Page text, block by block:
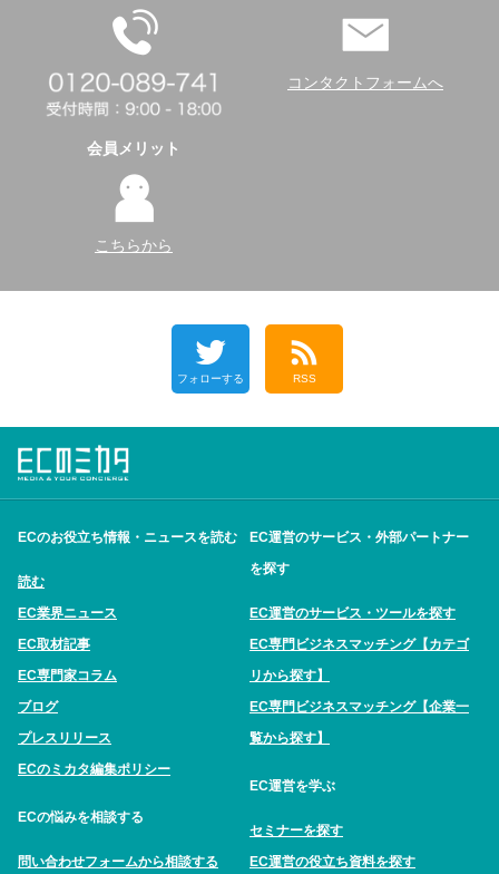
コンタクトフォームへ
会員メリット
こちらから
フォローする RSS
ECのお役立ち情報・ニュースを読む
読む
EC業界ニュース
EC取材記事
EC専門家コラム
ブログ
プレスリリース
ECのミカタ編集ポリシー
ECの悩みを相談する
問い合わせフォームから相談する
EC運営のサービス・外部パートナー
を探す
EC運営のサービス・ツールを探す
EC専門ビジネスマッチング【カテゴ
リから探す】
EC専門ビジネスマッチング【企業一
覧から探す】
EC運営を学ぶ
セミナーを探す
EC運営の役立ち資料を探す